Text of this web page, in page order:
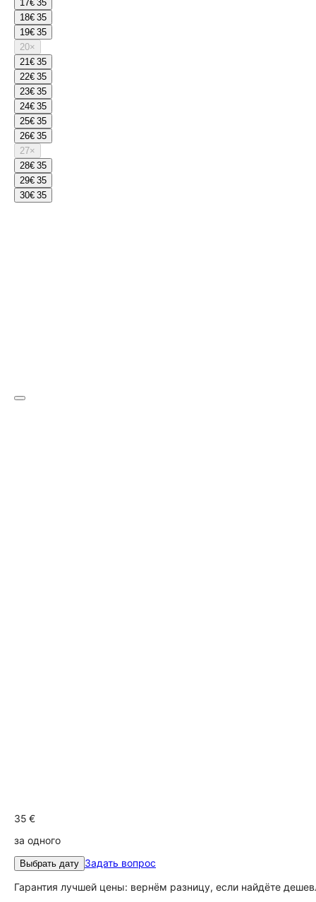
17€ 35
18€ 35
19€ 35
20×
21€ 35
22€ 35
23€ 35
24€ 35
25€ 35
26€ 35
27×
28€ 35
29€ 35
30€ 35
35 €
за одного
Выбрать дату Задать вопрос
Гарантия лучшей цены: вернём разницу, если найдёте